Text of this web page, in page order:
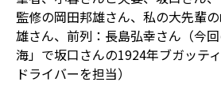
監修の岡田邦雄さん、私の大先輩
雄さん、前列：長島弘幸さん（今
海」で坂口さんの1924年ブガッテ
ドライバーを担当）